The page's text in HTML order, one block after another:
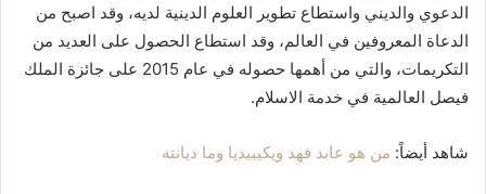
الدعوي والديني واستطاع تطوير العلوم الدينية لديه، وقد اصبح من
الدعاة المعروفين في العالم، وقد استطاع الحصول على العديد من
التكريمات، والتي من أهمها حصوله في عام 2015 على جائزة الملك
فيصل العالمية في خدمة الاسلام.
شاهد أيضاً: من هو عابد فهد ويكيبيديا وما ديانته